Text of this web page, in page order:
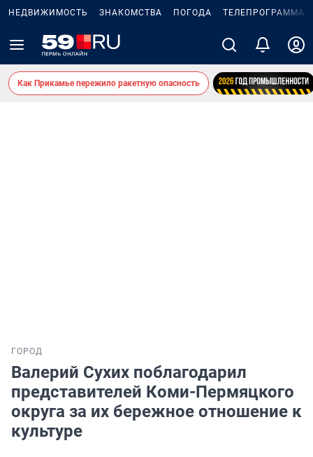
НЕДВИЖИМОСТЬ ЗНАКОМСТВА ПОГОДА ТЕЛЕПРОГРАММА
Как Прикамье пережило ракетную опасность
ГОРОД
Валерий Сухих поблагодарил
представителей Коми-Пермяцкого
округа за их бережное отношение к
культуре